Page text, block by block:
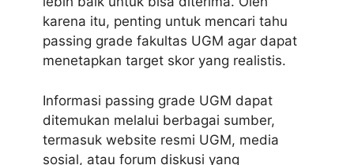
karena itu, penting untuk mencari tahu
passing grade fakultas UGM agar dapat
menetapkan target skor yang realistis.
Informasi passing grade UGM dapat
ditemukan melalui berbagai sumber,
termasuk website resmi UGM, media
sosial, atau forum diskusi yang